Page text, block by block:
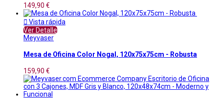
149,90 €
 Vista rápida
Ver Detalle
Meyvaser
Mesa de Oficina Color Nogal, 120x75x75cm - Robusta
159,90 €